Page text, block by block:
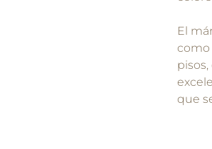
El
como
que